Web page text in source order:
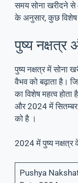
समय सोना खरीदने से
के अनुसार, कुछ विशेष
पुष्य नक्षत्र
पुष्य नक्षत्र में
वैभव को बढ़ाता है।
का विशेष महत्व होता
और 2024 में
को है ।
2024 में पुष्य नक्षत्र
Pushya